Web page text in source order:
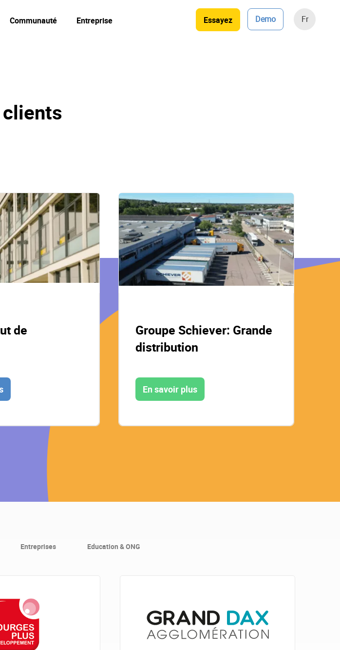
Essayez Demo Fr
Communauté Entreprise
de
Groupe Schiever: Grande
distribution
En savoir plus
Entreprises Education & ONG